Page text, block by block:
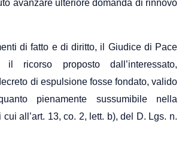
avanzare ulteriore domanda di rinnovo
di fatto e di diritto, il Giudice di Pace
il ricorso proposto dall’interessato,
di espulsione fosse fondato, valido
pienamente sussumibile nella
all’art. 13, co. 2, lett. b), del D. Lgs. n.